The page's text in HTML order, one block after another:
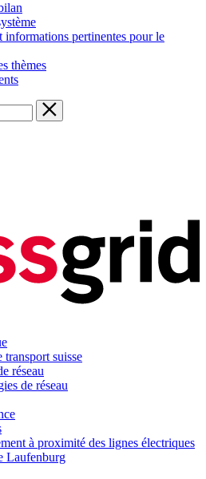
pertinentes pour le
thèmes
transport suisse
réseau
de réseau
à proximité des lignes électriques
Laufenburg